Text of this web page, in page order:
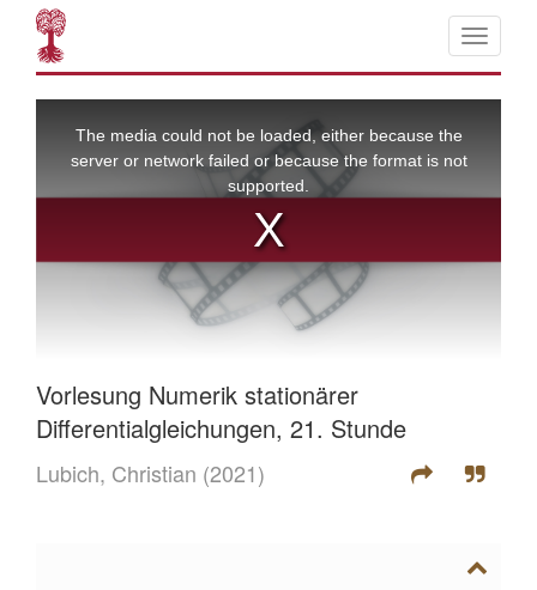
Vorlesung Numerik stationärer
Differentialgleichungen, 21. Stunde
Lubich, Christian (2021)